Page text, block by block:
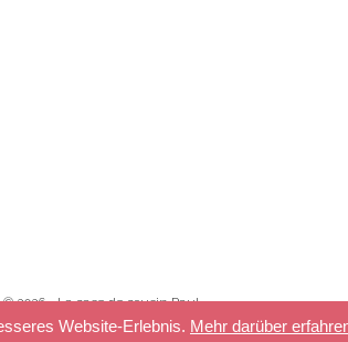
Website-Erlebnis. Mehr darüber
© 2026 - La case de cousin Paul